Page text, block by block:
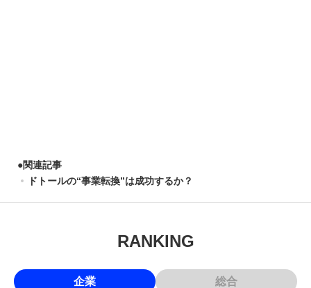
●関連記事
ドトールの“事業転換”は成功するか？
RANKING
企業 総合